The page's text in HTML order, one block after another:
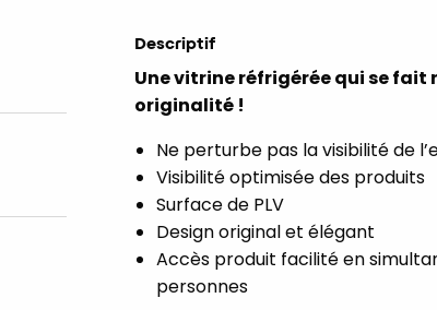
Descriptif
Une vitrine réfrigérée qui se fait
originalité !
Ne perturbe pas la visibilité de
Visibilité optimisée des produits
Surface de PLV
Design original et élégant
Accès produit facilité en
personnes